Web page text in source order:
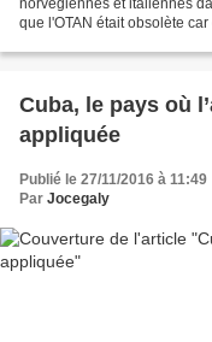
que l'OTAN était obsolète
Cuba, le pays où
appliquée
Publié le 27/11/2016 à 11:49
Par Jocegaly